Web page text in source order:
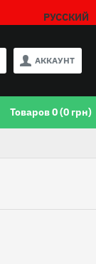
РУССКИЙ
АККАУНТ
Товаров 0 (0 грн)